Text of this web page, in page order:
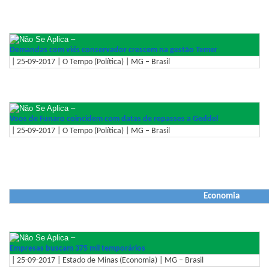
–
Demandas com viés conservador crescem na gestão Temer
| 25-09-2017 | O Tempo (Política) | MG – Brasil
–
Voos de Funaro coincidem com datas de repasses a Geddel
| 25-09-2017 | O Tempo (Política) | MG – Brasil
Economia
–
Empresas buscam 375 mil temporários
| 25-09-2017 | Estado de Minas (Economia) | MG – Brasil